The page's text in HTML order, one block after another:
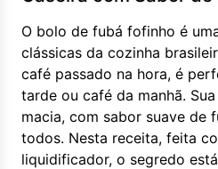
O bolo de fubá fofinho é
clássicas da cozinha
café passado na hora, é
tarde ou café da manhã.
macia, com sabor suave de
todos. Nesta receita, feita
liquidificador, o segredo